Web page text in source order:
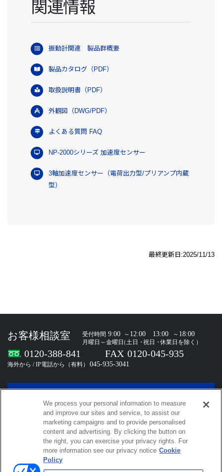
関連情報
振動計関連 製品群概要
製品カタログ（PDF）
取扱説明書（PDF）
外観図（DWG/PDF）
よくある質問 FAQ
NP-2000シリーズ 加速度センサー
3軸加速度センサー（電荷出力型/プリアンプ内蔵
型）
最終更新日:2025/11/13
小野測器SNS
小野測器公式メールマガジン
We process your personal information to measure
and improve our sites and service, to assist our
marketing campaigns and to provide personalised
content and advertising. By clicking the button on
the right, you can exercise your privacy rights. For
more information see our privacy notice Cookie
Policy